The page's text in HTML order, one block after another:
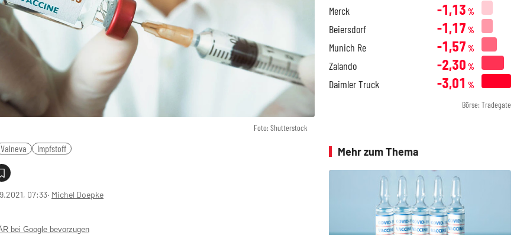
Foto: Shutterstock
Valneva Impfstoff
07:33‧ Michel Doepke
bei Google bevorzugen
Merck -1,13 %
Beiersdorf -1,17 %
Munich Re -1,57 %
Zalando -2,30 %
Daimler Truck -3,01 %
Börse: Tradegate
Mehr zum Thema